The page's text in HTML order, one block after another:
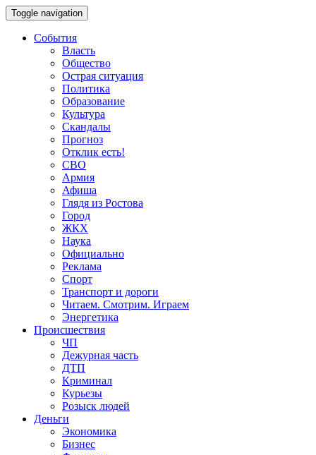
Toggle navigation
События
Власть
Общество
Острая ситуация
Политика
Образование
Культура
Скандалы
Прогноз
Отклик есть!
СВО
Армия
Афиша
Глядя из Ростова
Город
ЖКХ
Наука
Официально
Реклама
Спорт
Транспорт и дороги
Читаем. Смотрим. Играем
Энергетика
Происшествия
ЧП
Дежурная часть
ДТП
Криминал
Курьезы
Розыск людей
Деньги
Экономика
Бизнес